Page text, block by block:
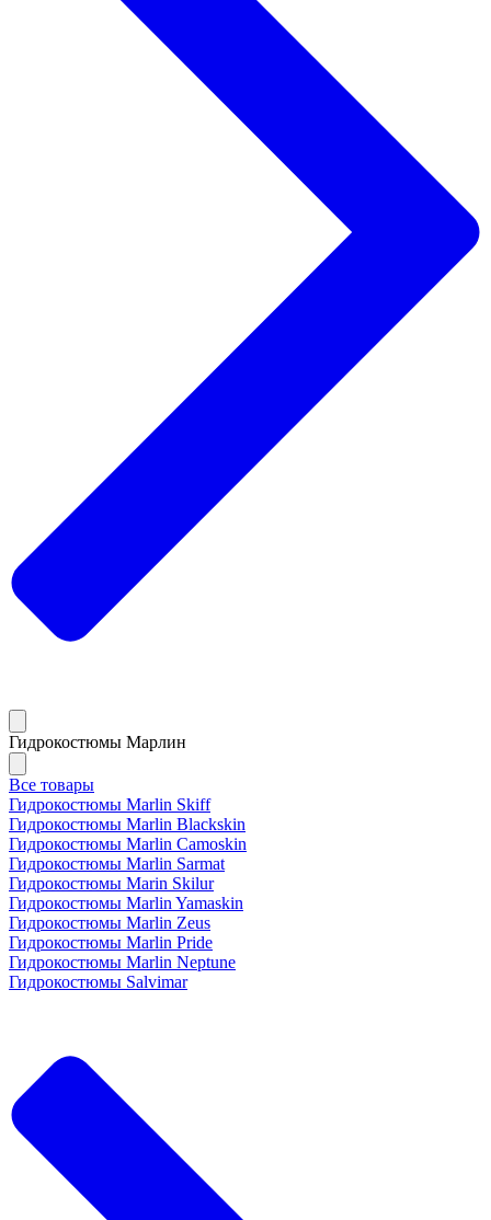
Гидрокостюмы Марлин
Все товары
Гидрокостюмы Marlin Skiff
Гидрокостюмы Marlin Blackskin
Гидрокостюмы Marlin Camoskin
Гидрокостюмы Marlin Sarmat
Гидрокостюмы Marin Skilur
Гидрокостюмы Marlin Yamaskin
Гидрокостюмы Marlin Zeus
Гидрокостюмы Marlin Pride
Гидрокостюмы Marlin Neptune
Гидрокостюмы Salvimar